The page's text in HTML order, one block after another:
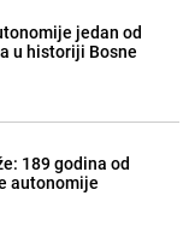
jedan od
u historiji Bosne
189 godina od
autonomije